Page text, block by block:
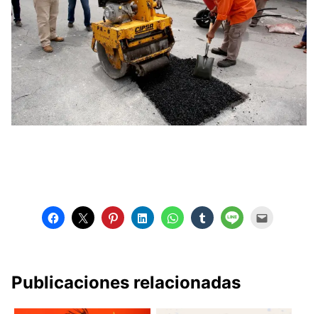
Publicaciones relacionadas